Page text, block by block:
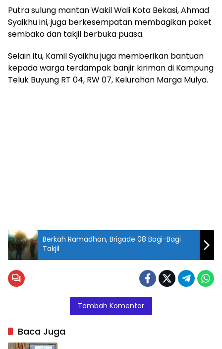
Putra sulung mantan Wakil Wali Kota Bekasi, Ahmad
Syaikhu ini, juga berkesempatan membagikan paket
sembako dan takjil berbuka puasa.
Selain itu, Kamil Syaikhu juga memberikan bantuan
kepada warga terdampak banjir kiriman di Kampung
Teluk Buyung RT 04, RW 07, Kelurahan Marga Mulya.
Berkah Ramadhan, Brigade 08 Bagi-Bagi
Takjil
Tambah Komentar
Baca Juga